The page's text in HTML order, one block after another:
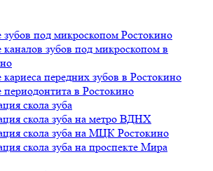
зубов под микроскопом Ростокино
каналов зубов под микроскопом в
передних зубов в Ростокино
периодонтита в Ростокино
скола зуба
скола зуба на метро ВДНХ
скола зуба на МЦК Ростокино
скола зуба на проспекте Мира